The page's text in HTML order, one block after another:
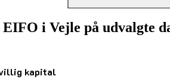
i Vejle på udvalgte
kapital